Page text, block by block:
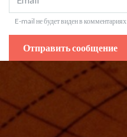
E-mail не будет виден в комментариях